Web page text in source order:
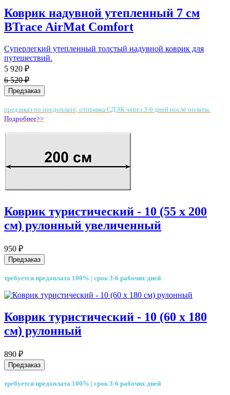
Коврик надувной утепленный 7 см
BTrace AirMat Comfort
Суперлегкий утепленный толстый надувной коврик для
путешествий.
5 920 ₽
6 520 ₽
Предзаказ
предзаказ по предоплате, отправка СДЭК через 3-6 дней после оплаты.
Подробнее>>
Коврик туристический - 10 (55 х 200
см) рулонный увеличенный
950 ₽
Предзаказ
требуется предоплата 100% | срок 3-6 рабочих дней
Коврик туристический - 10 (60 х 180
см) рулонный
890 ₽
Предзаказ
требуется предоплата 100% | срок 3-6 рабочих дней